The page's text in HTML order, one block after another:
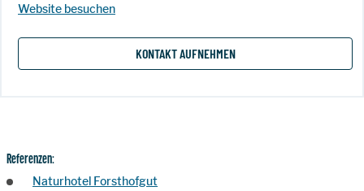
Website besuchen
KONTAKT AUFNEHMEN
Referenzen:
Naturhotel Forsthofgut